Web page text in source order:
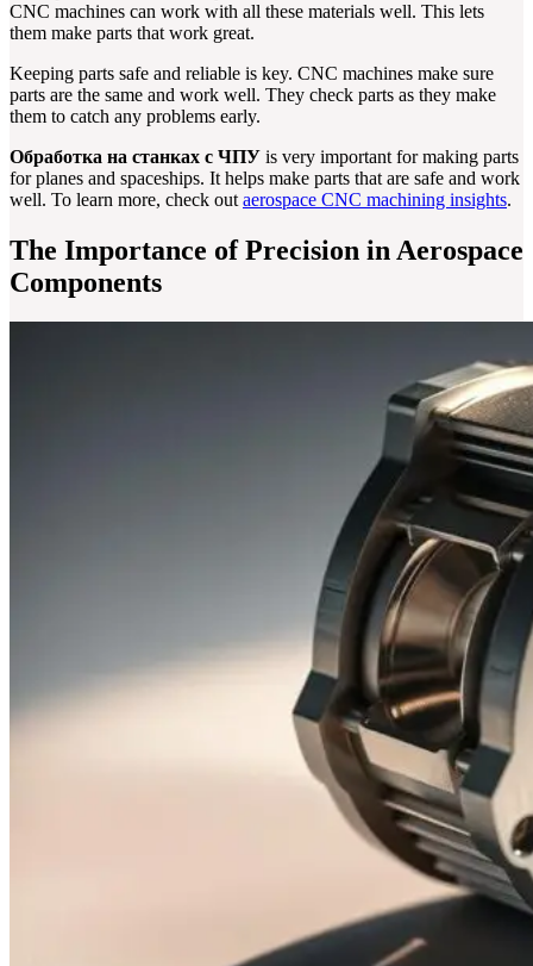
CNC machines can work with all these materials well. This lets
them make parts that work great.
Keeping parts safe and reliable is key. CNC machines make sure
parts are the same and work well. They check parts as they make
them to catch any problems early.
Обработка на станках с ЧПУ is very important for making parts
for planes and spaceships. It helps make parts that are safe and work
well. To learn more, check out aerospace CNC machining insights.
The Importance of Precision in Aerospace
Components